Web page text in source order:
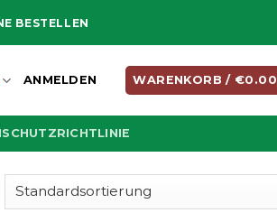
BESTELLEN
ANMELDEN WARENKORB / €0.00